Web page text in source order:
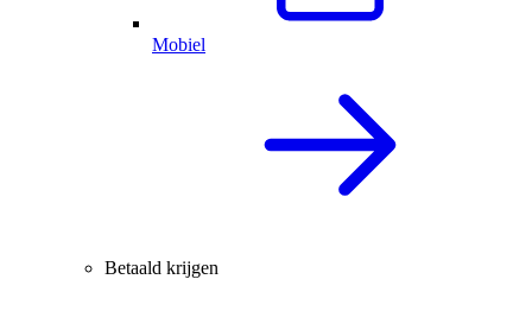
Mobiel
Betaald krijgen